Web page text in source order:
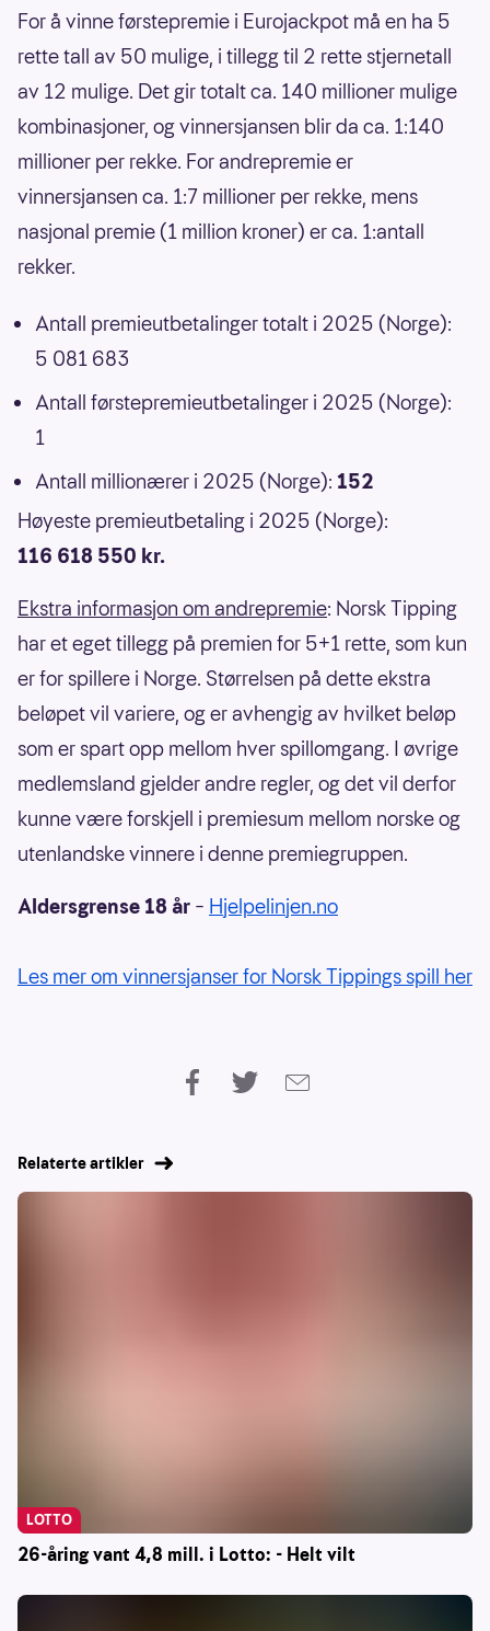
For å vinne førstepremie i Eurojackpot må en ha 5
rette tall av 50 mulige, i tillegg til 2 rette stjernetall
av 12 mulige. Det gir totalt ca. 140 millioner mulige
kombinasjoner, og vinnersjansen blir da ca. 1:140
millioner per rekke. For andrepremie er
vinnersjansen ca. 1:7 millioner per rekke, mens
nasjonal premie (1 million kroner) er ca. 1:antall
rekker.
Antall premieutbetalinger totalt i 2025 (Norge):
5 081 683
Antall førstepremieutbetalinger i 2025 (Norge):
1
Antall millionærer i 2025 (Norge): 152
Høyeste premieutbetaling i 2025 (Norge):
116 618 550 kr.
Ekstra informasjon om andrepremie: Norsk Tipping
har et eget tillegg på premien for 5+1 rette, som kun
er for spillere i Norge. Størrelsen på dette ekstra
beløpet vil variere, og er avhengig av hvilket beløp
som er spart opp mellom hver spillomgang. I øvrige
medlemsland gjelder andre regler, og det vil derfor
kunne være forskjell i premiesum mellom norske og
utenlandske vinnere i denne premiegruppen.
Aldersgrense 18 år – Hjelpelinjen.no
Les mer om vinnersjanser for Norsk Tippings spill her
Relaterte artikler
26-åring vant 4,8 mill. i Lotto: - Helt vilt
LOTTO